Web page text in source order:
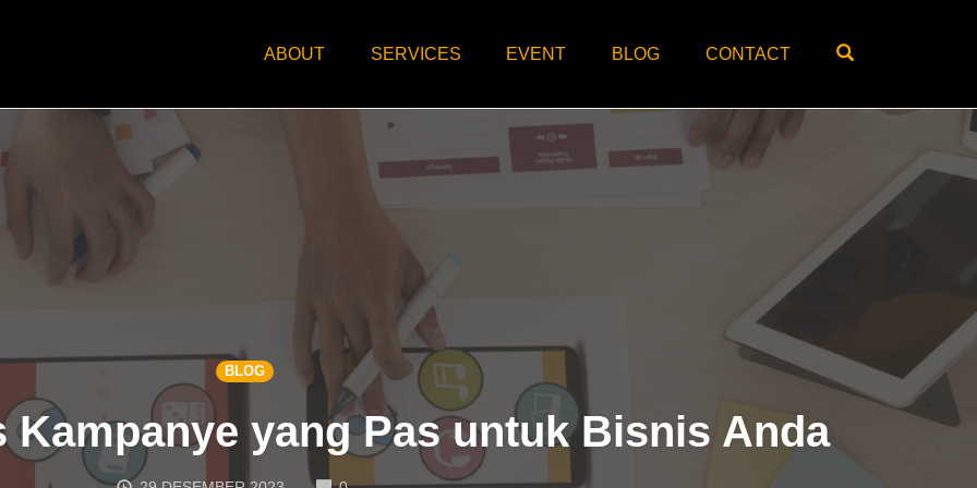
ABOUT SERVICES EVENT BLOG CONTACT
BLOG
Kampanye yang Pas untuk Bisnis Anda